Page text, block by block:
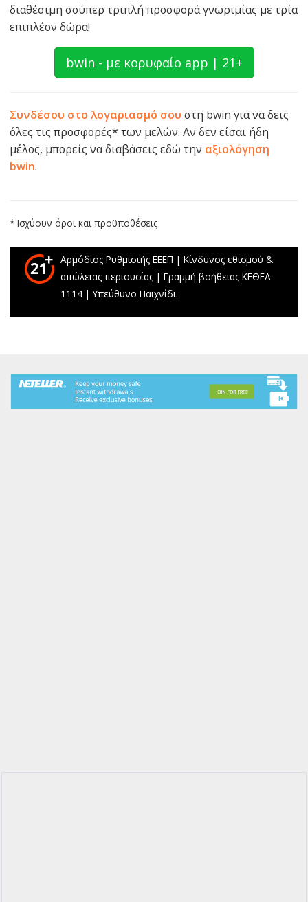
διαθέσιμη σούπερ τριπλή προσφορά γνωριμίας με τρία
επιπλέον δώρα!
bwin - με κορυφαίο app | 21+
Συνδέσου στο λογαριασμό σου στη bwin για να δεις
όλες τις προσφορές* των μελών. Αν δεν είσαι ήδη
μέλος, μπορείς να διαβάσεις εδώ την αξιολόγηση
bwin.
* Ισχύουν όροι και προϋποθέσεις
Αρμόδιος Ρυθμιστής ΕΕΕΠ | Κίνδυνος εθισμού &
απώλειας περιουσίας | Γραμμή βοήθειας ΚΕΘΕΑ:
1114 | Υπεύθυνο Παιχνίδι.